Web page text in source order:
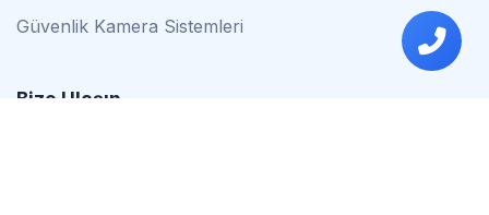
Güvenlik Kamera Sistemleri
Bize Ulaşın